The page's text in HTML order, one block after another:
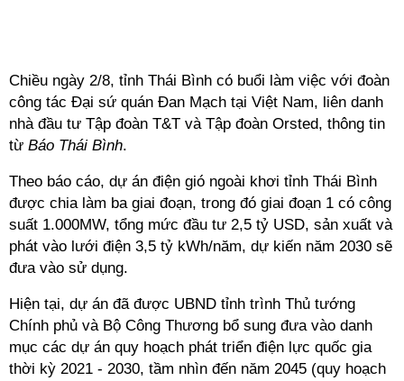
Chiều ngày 2/8, tỉnh Thái Bình có buổi làm việc với đoàn
công tác Đại sứ quán Đan Mạch tại Việt Nam, liên danh
nhà đầu tư Tập đoàn T&T và Tập đoàn Orsted, thông tin
từ Báo Thái Bình.
Theo báo cáo, dự án điện gió ngoài khơi tỉnh Thái Bình
được chia làm ba giai đoạn, trong đó giai đoạn 1 có công
suất 1.000MW, tổng mức đầu tư 2,5 tỷ USD, sản xuất và
phát vào lưới điện 3,5 tỷ kWh/năm, dự kiến năm 2030 sẽ
đưa vào sử dụng.
Hiện tại, dự án đã được UBND tỉnh trình Thủ tướng
Chính phủ và Bộ Công Thương bổ sung đưa vào danh
mục các dự án quy hoạch phát triển điện lực quốc gia
thời kỳ 2021 - 2030, tầm nhìn đến năm 2045 (quy hoạch